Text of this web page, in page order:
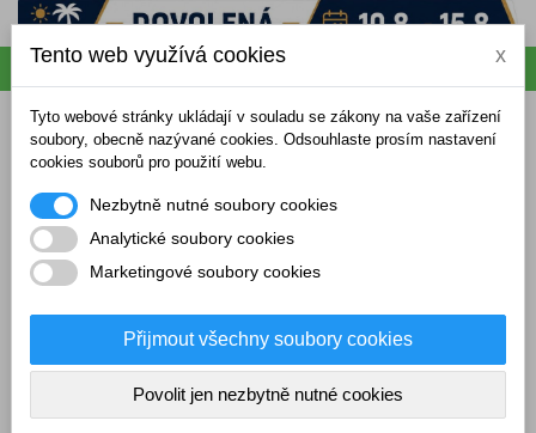
Tento web využívá cookies x
Tyto webové stránky ukládají v souladu se zákony na vaše zařízení
soubory, obecně nazývané cookies. Odsouhlaste prosím nastavení
cookies souborů pro použití webu.
Nezbytně nutné soubory cookies
Analytické soubory cookies
Marketingové soubory cookies
Přijmout všechny soubory cookies
Povolit jen nezbytně nutné cookies